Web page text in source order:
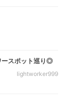
ースポット巡り◎
lightworker999